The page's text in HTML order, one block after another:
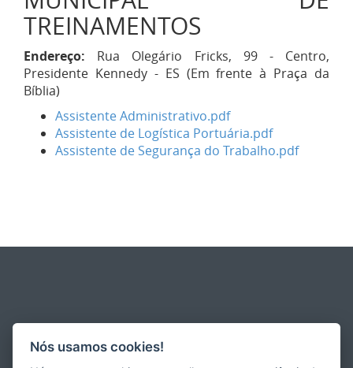
TREINAMENTOS
Endereço:
Rua Olegário Fricks, 99 - Centro,
Presidente Kennedy - ES (Em frente à Praça da
Bíblia)
Assistente Administrativo.pdf
Assistente de Logística Portuária.pdf
Assistente de Segurança do Trabalho.pdf
Nós usamos cookies!